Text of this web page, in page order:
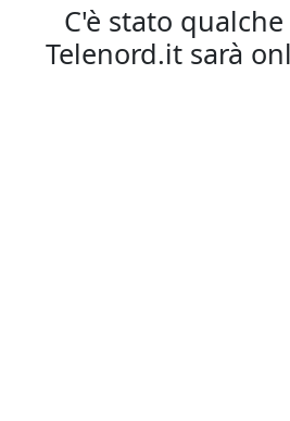
C'è stato
Telenord.it sarà